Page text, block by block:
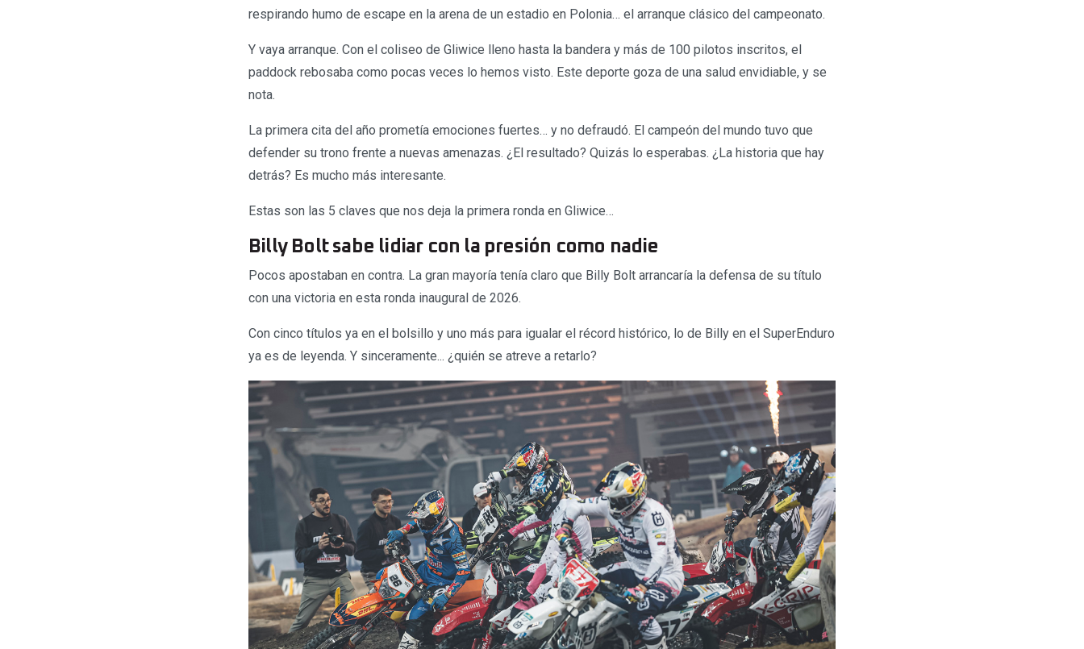
respirando humo de escape en la arena de un estadio en Polonia… el arranque clásico del campeonato.
Y vaya arranque. Con el coliseo de Gliwice lleno hasta la bandera y más de 100 pilotos inscritos, el
paddock rebosaba como pocas veces lo hemos visto. Este deporte goza de una salud envidiable, y se
nota.
La primera cita del año prometía emociones fuertes… y no defraudó. El campeón del mundo tuvo que
defender su trono frente a nuevas amenazas. ¿El resultado? Quizás lo esperabas. ¿La historia que hay
detrás? Es mucho más interesante.
Estas son las 5 claves que nos deja la primera ronda en Gliwice…
Billy Bolt sabe lidiar con la presión como nadie
Pocos apostaban en contra. La gran mayoría tenía claro que Billy Bolt arrancaría la defensa de su título
con una victoria en esta ronda inaugural de 2026.
Con cinco títulos ya en el bolsillo y uno más para igualar el récord histórico, lo de Billy en el SuperEnduro
ya es de leyenda. Y sinceramente... ¿quién se atreve a retarlo?